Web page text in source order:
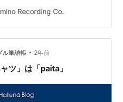
Recording Co.
ル単語帳 • 2年前
ツ」は「paita」